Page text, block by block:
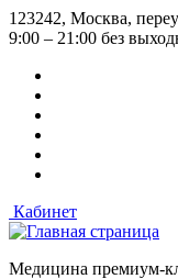
Перейти
к
содержанию
123242, Москва,
9:00 – 21:00 без
Кабинет
Медицина премиум-